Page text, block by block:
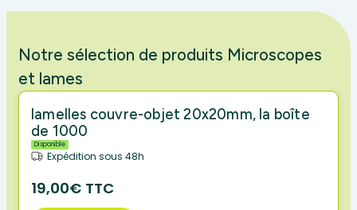
Notre sélection de produits Microscopes
et lames
lamelles couvre-objet 20x20mm, la boîte
de 1000
Disponible
Expédition sous 48h
19,00€ TTC